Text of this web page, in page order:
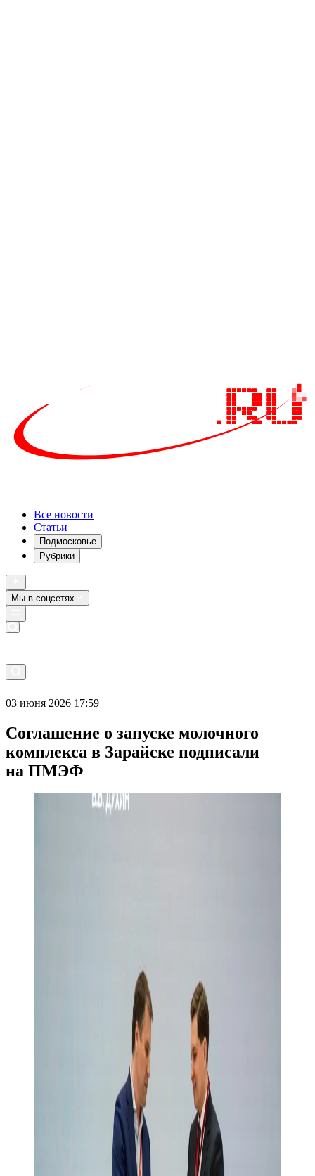
Все новости
Статьи
Подмосковье
Рубрики
Мы в соцсетях
03 июня 2026 17:59
Соглашение о запуске молочного
комплекса в Зарайске подписали
на ПМЭФ